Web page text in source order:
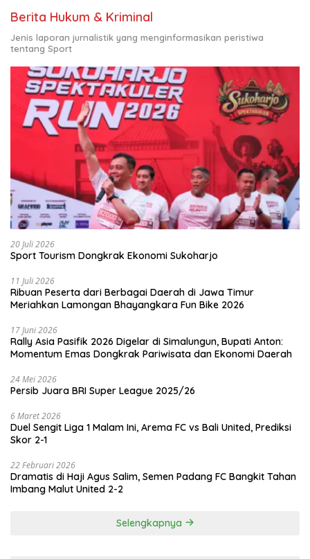
Berita Hukum & Kriminal
Jenis laporan jurnalistik yang menginformasikan peristiwa
tentang Sport
20 Juli 2026
Sport Tourism Dongkrak Ekonomi Sukoharjo
11 Juli 2026
Ribuan Peserta dari Berbagai Daerah di Jawa Timur
Meriahkan Lamongan Bhayangkara Fun Bike 2026
17 Juni 2026
Rally Asia Pasifik 2026 Digelar di Simalungun, Bupati Anton:
Momentum Emas Dongkrak Pariwisata dan Ekonomi Daerah
24 Mei 2026
Persib Juara BRI Super League 2025/26
6 Maret 2026
Duel Sengit Liga 1 Malam Ini, Arema FC vs Bali United, Prediksi
Skor 2-1
22 Februari 2026
Dramatis di Haji Agus Salim, Semen Padang FC Bangkit Tahan
Imbang Malut United 2-2
Selengkapnya